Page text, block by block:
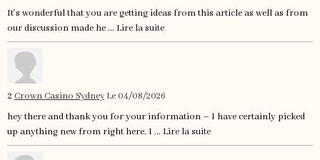
It's wonderful that you are getting ideas from this article as well as from
our discussion made he ... Lire la suite
2 Crown Casino Sydney Le 04/08/2026
hey there and thank you for your information – I have certainly picked
up anything new from right here. I ... Lire la suite